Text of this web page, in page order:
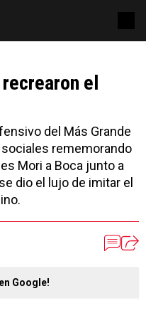
el
del Más Grande
rememorando
Mori a Boca junto a
dio el lujo de imitar el
Google!